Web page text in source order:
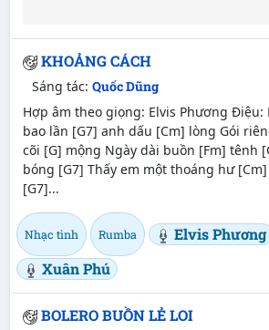
KHOẢNG CÁCH
Sáng tác: Quốc Dũng
Hợp âm theo giọng: Elvis Phương Điệu:
bao lần [G7] anh dấu [Cm] lòng Gói
cõi [G] mộng Ngày dài buồn [Fm] tênh
bóng [G7] Thấy em một thoáng hư
[G7]...
Nhạc tình Rumba Elvis Phương
Xuân Phú
BOLERO BUỒN LẺ LOI